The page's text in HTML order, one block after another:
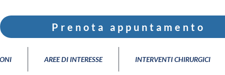
Prenota appuntamento
AREE DI INTERESSE INTERVENTI CHIRURGICI